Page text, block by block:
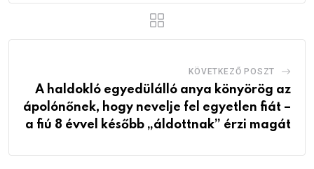
KÖVETKEZŐ POSZT
A haldokló egyedülálló anya könyörög az
ápolónőnek, hogy nevelje fel egyetlen fiát –
a fiú 8 évvel később „áldottnak” érzi magát